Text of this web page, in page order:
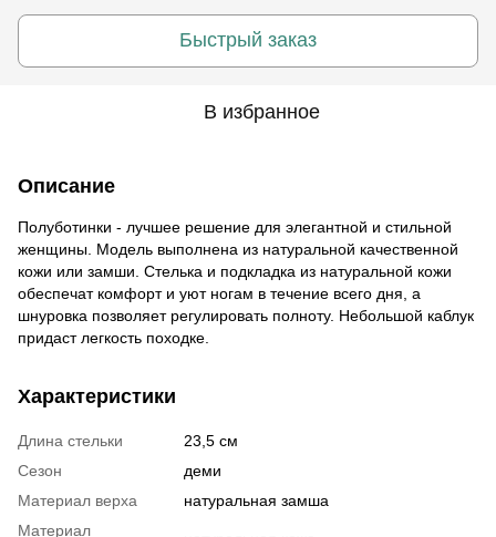
Быстрый заказ
В избранное
Описание
Полуботинки - лучшее решение для элегантной и стильной
женщины. Модель выполнена из натуральной качественной
кожи или замши. Стелька и подкладка из натуральной кожи
обеспечат комфорт и уют ногам в течение всего дня, а
шнуровка позволяет регулировать полноту. Небольшой каблук
придаст легкость походке.
Характеристики
Длина стельки
23,5 см
Сезон
деми
Материал верха
натуральная замша
Материал